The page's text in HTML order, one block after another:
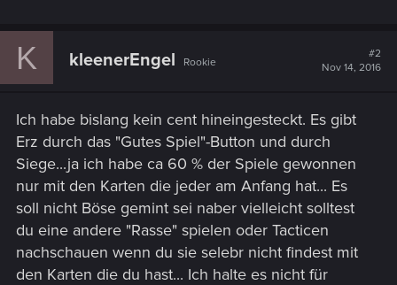
K kleenerEngel Rookie
#2
Nov 14, 2016
Ich habe bislang kein cent hineingesteckt. Es gibt
Erz durch das "Gutes Spiel"-Button und durch
Siege...ja ich habe ca 60 % der Spiele gewonnen
nur mit den Karten die jeder am Anfang hat... Es
soll nicht Böse gemint sei naber vielleicht solltest
du eine andere "Rasse" spielen oder Tacticen
nachschauen wenn du sie selebr nicht findest mit
den Karten die du hast... Ich halte es nicht für